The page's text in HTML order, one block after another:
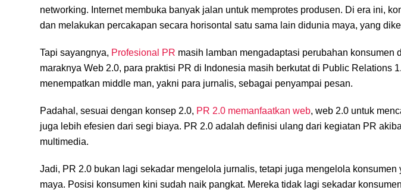
networking. Internet membuka banyak jalan untuk memprotes produsen. Di era ini,
dan melakukan percakapan secara horisontal satu sama lain didunia maya, yang
Tapi sayangnya, Profesional PR masih lamban mengadaptasi perubahan konsumen
maraknya Web 2.0, para praktisi PR di Indonesia masih berkutat di Public Relations
menempatkan middle man, yakni para jurnalis, sebagai penyampai pesan.
Padahal, sesuai dengan konsep 2.0, PR 2.0 memanfaatkan web, web 2.0 untuk
juga lebih efesien dari segi biaya. PR 2.0 adalah definisi ulang dari kegiatan PR
multimedia.
Jadi, PR 2.0 bukan lagi sekadar mengelola jurnalis, tetapi juga mengelola
maya. Posisi konsumen kini sudah naik pangkat. Mereka tidak lagi sekadar